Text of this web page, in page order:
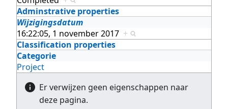
Adminstrative properties
Wijzigingsdatum
16:22:05, 1 november 2017 +
Classification properties
Categorie
Project
Er verwijzen geen eigenschappen naar
deze pagina.